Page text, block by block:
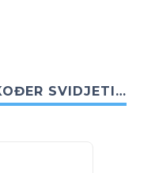
SVIDJETI…